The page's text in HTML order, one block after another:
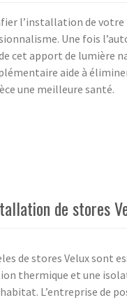
l’installation de
Une fois
cet apport de lumière
aide à
une meilleure santé.
de stores
de stores Velux sont
thermique et une
L’entreprise de